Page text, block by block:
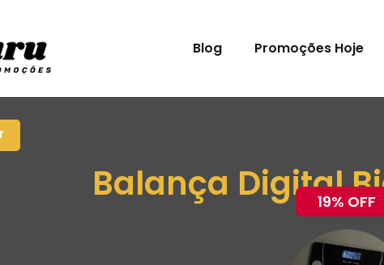
Blog Promoções Hoje
Balança Digital19% OFF